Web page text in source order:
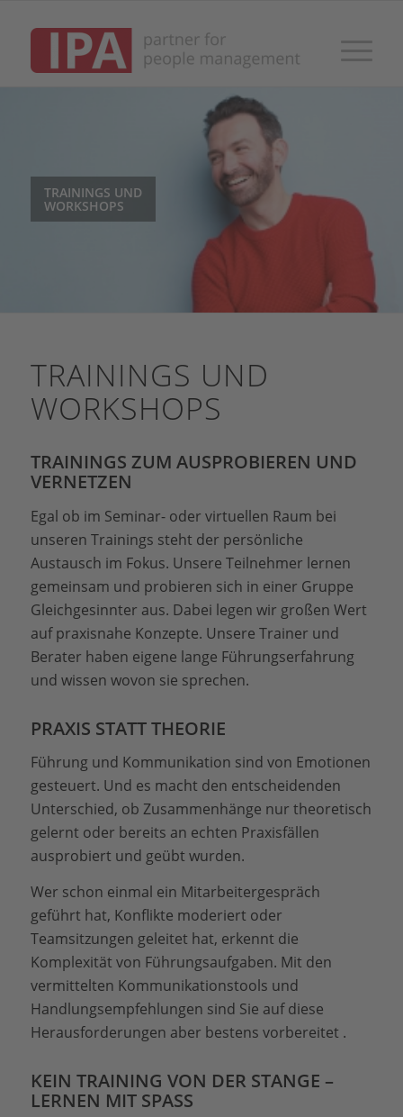
TRAININGS UND
WORKSHOPS
TRAININGS UND
WORKSHOPS
TRAININGS ZUM AUSPROBIEREN UND
VERNETZEN
Egal ob im Seminar- oder virtuellen Raum bei
unseren Trainings steht der persönliche
Austausch im Fokus. Unsere Teilnehmer lernen
gemeinsam und probieren sich in einer Gruppe
Gleichgesinnter aus. Dabei legen wir großen Wert
auf praxisnahe Konzepte. Unsere Trainer und
Berater haben eigene lange Führungserfahrung
und wissen wovon sie sprechen.
PRAXIS STATT THEORIE
Führung und Kommunikation sind von Emotionen
gesteuert. Und es macht den entscheidenden
Unterschied, ob Zusammenhänge nur theoretisch
gelernt oder bereits an echten Praxisfällen
ausprobiert und geübt wurden.
Wer schon einmal ein Mitarbeitergespräch
geführt hat, Konflikte moderiert oder
Teamsitzungen geleitet hat, erkennt die
Komplexität von Führungsaufgaben. Mit den
vermittelten Kommunikationstools und
Handlungsempfehlungen sind Sie auf diese
Herausforderungen aber bestens vorbereitet .
KEIN TRAINING VON DER STANGE –
LERNEN MIT SPASS